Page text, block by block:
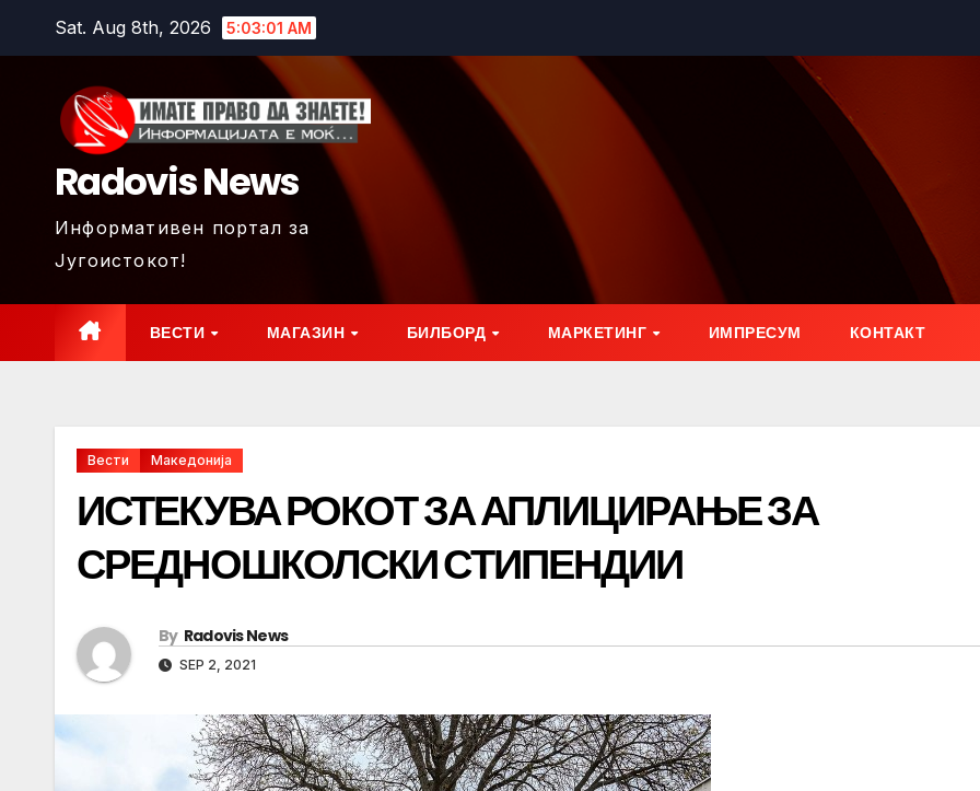
Sat. Aug 8th, 2026 5:03:03 AM
Radovis News
Информативен портал за
Југоистокот!
ВЕСТИ МАГАЗИН БИЛБОРД МАРКЕТИНГ ИМПРЕСУМ КОНТАКТ
Вести Македонија
ИСТЕКУВА РОКОТ ЗА АПЛИЦИРАЊЕ ЗА
СРЕДНОШКОЛСКИ СТИПЕНДИИ
By Radovis News
SEP 2, 2021